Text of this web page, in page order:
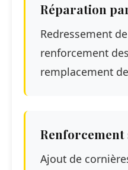
Réparation
Redressement
renforcement
remplacement
Ajout de